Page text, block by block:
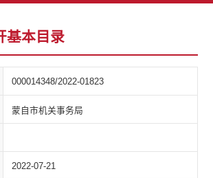
基本目录
000014348/2022-01823
蒙自市机关事务局
2022-07-21